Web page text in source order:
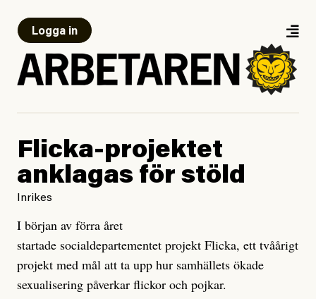
Logga in
Flicka-projektet
anklagas för stöld
Inrikes
I början av förra året
startade socialdepartementet projekt Flicka, ett tvåårigt
projekt med mål att ta upp hur samhällets ökade
sexualisering påverkar flickor och pojkar.